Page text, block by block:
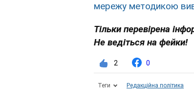
мережу методикою
Тільки перевірена
Не ведіться на фейки!
2 0
Теги Редакційна політика